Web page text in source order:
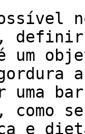
definir
é um
uma
e